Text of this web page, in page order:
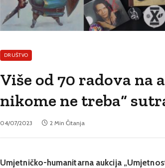
DRUŠTVO
Više od 70 radova na
nikome ne treba“
04/07/2023 2 Min Čitanja
Umjetničko-humanitarna aukcija